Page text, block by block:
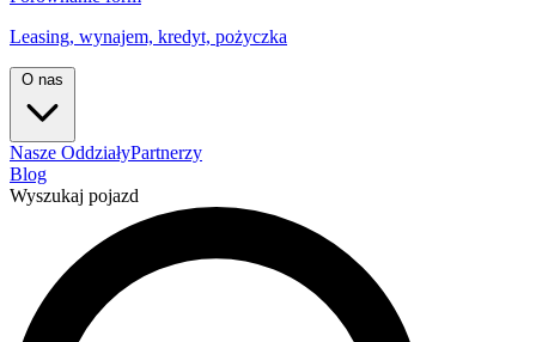
Leasing, wynajem, kredyt, pożyczka
O nas
Nasze OddziałyPartnerzy
Blog
Wyszukaj pojazd